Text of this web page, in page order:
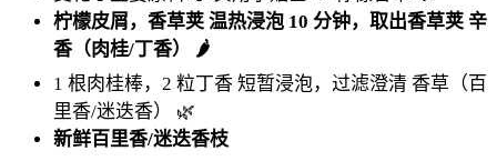
柠檬皮屑，香草荚 温热浸泡 10 分钟，取出香草荚 辛
香（肉桂/丁香） 🌶️
1 根肉桂棒，2 粒丁香 短暂浸泡，过滤澄清 香草（百
里香/迷迭香） 🌿
新鲜百里香/迷迭香枝